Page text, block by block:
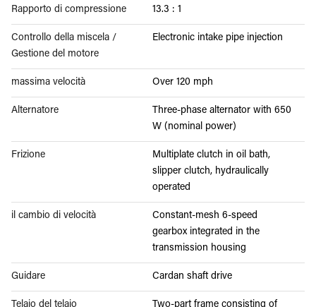
Rapporto di compressione 13.3 : 1
Controllo della miscela /
Gestione del motore
Electronic intake pipe injection
massima velocità Over 120 mph
Alternatore
Three-phase alternator with 650
W (nominal power)
Frizione
Multiplate clutch in oil bath,
slipper clutch, hydraulically
operated
il cambio di velocità
Constant-mesh 6-speed
gearbox integrated in the
transmission housing
Guidare Cardan shaft drive